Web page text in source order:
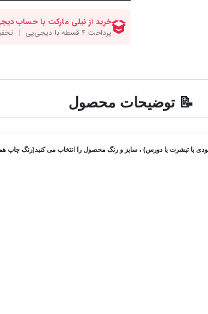
📝 توضیحات محصول
تیشرت یا دورس) ، سایز و رنگ محصول را انتخاب می کنید(رنگ چاپ هم